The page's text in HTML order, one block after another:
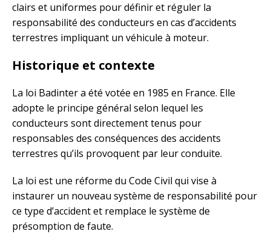
clairs et uniformes pour définir et réguler la
responsabilité des conducteurs en cas d’accidents
terrestres impliquant un véhicule à moteur.
Historique et contexte
La loi Badinter a été votée en 1985 en France. Elle
adopte le principe général selon lequel les
conducteurs sont directement tenus pour
responsables des conséquences des accidents
terrestres qu’ils provoquent par leur conduite.
La loi est une réforme du Code Civil qui vise à
instaurer un nouveau système de responsabilité pour
ce type d’accident et remplace le système de
présomption de faute.